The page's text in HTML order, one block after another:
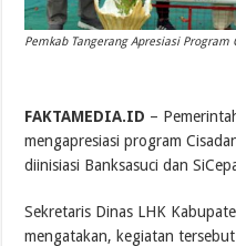
Pemkab Tangerang Apresiasi Program
FAKTAMEDIA.ID –
mengapresiasi program
diinisiasi Banksasuci dan
Sekretaris Dinas LHK
mengatakan, kegiatan